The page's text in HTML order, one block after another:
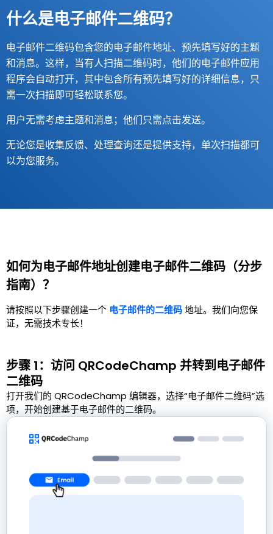
什么是电子邮件二维码？
电子邮件二维码包含您的电子邮件地址、预先填写好的主题
和消息。这样，当有人扫描二维码时，他们的电子邮件应用
程序会自动打开，其中包含所有预先填写好的详细信息，只
需一次扫描即可轻松联系您。
用户无需考虑主题和消息；他们只需点击发送。
无论您是收集反馈、处理查询还是提供支持，单次扫描都可
以为您服务。
如何为电子邮件地址创建电子邮件二维码（分步
指南）？
请按照以下步骤创建一个 电子邮件的二维码地址。我们向您保
证，无需技术专长！
步骤 1：访问 QRCodeChamp 并转到电子邮件
二维码
打开我们的 QRCodeChamp 编辑器，选择“电子邮件二维码”选
项，开始创建基于电子邮件的二维码。